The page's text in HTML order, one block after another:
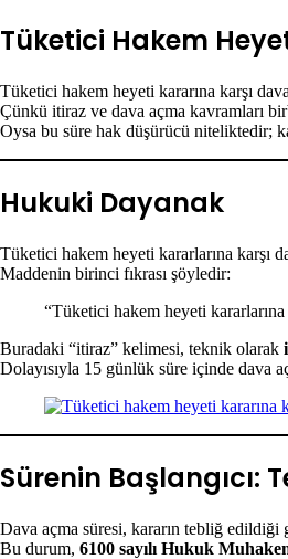
Tüketici Hakem
Tüketici hakem heyeti kararına karşı
Çünkü itiraz ve dava açma kavramları
Oysa bu süre hak düşürücü niteliktedir;
Hukuki Dayanak
Tüketici hakem heyeti kararlarına karşı
Maddenin birinci fıkrası şöyledir:
“Tüketici hakem heyeti
Buradaki “itiraz” kelimesi, teknik olarak
Dolayısıyla 15 günlük süre içinde dava
Sürenin Başlangıcı:
Dava açma süresi, kararın tebliğ edildiği
Bu durum, 6100 sayılı Hukuk